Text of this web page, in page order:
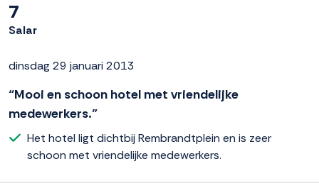
7
Salar
dinsdag 29 januari 2013
“Mooi en schoon hotel met vriendelijke
medewerkers.”
Het hotel ligt dichtbij Rembrandtplein en is zeer
schoon met vriendelijke medewerkers.